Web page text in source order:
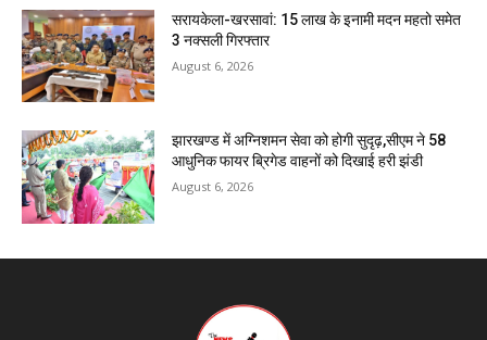
सरायकेला-खरसावां: 15 लाख के इनामी मदन महतो समेत
3 नक्सली गिरफ्तार
August 6, 2026
झारखण्ड में अग्निशमन सेवा को होगी सुदृढ़,सीएम ने 58
आधुनिक फायर ब्रिगेड वाहनों को दिखाई हरी झंडी
August 6, 2026